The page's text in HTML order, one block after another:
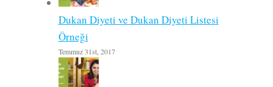
Dukan Diyeti ve Dukan Diyeti Listesi
Örneği
Temmuz 31st, 2017